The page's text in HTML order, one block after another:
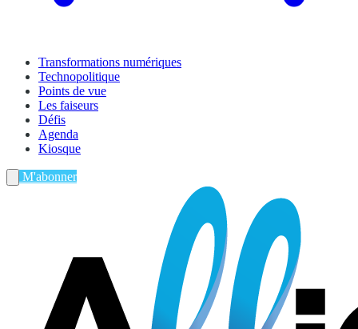
Transformations numériques
Technopolitique
Points de vue
Les faiseurs
Défis
Agenda
Kiosque
M'abonner